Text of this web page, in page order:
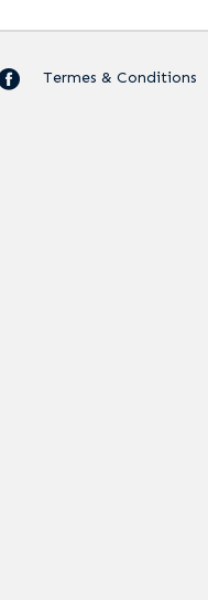
Termes & Conditions